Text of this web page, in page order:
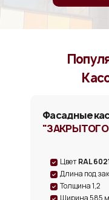
Фасадные
ЦветRAL
Длина под
Толщина 1,2
Ширина 585